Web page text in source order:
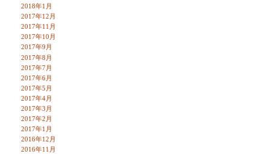
2018年1月
2017年12月
2017年11月
2017年10月
2017年9月
2017年8月
2017年7月
2017年6月
2017年5月
2017年4月
2017年3月
2017年2月
2017年1月
2016年12月
2016年11月